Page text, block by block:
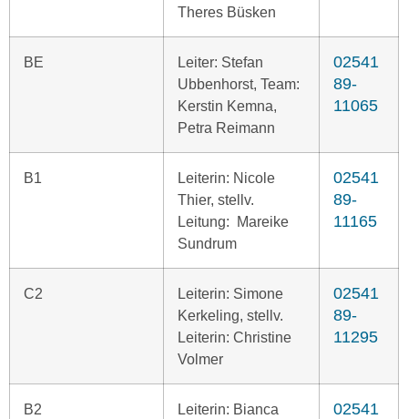
Theres Büsken
BE
Leiter: Stefan
Ubbenhorst, Team:
Kerstin Kemna,
Petra Reimann
02541
89-
11065
B1
Leiterin: Nicole
Thier, stellv.
Leitung: Mareike
Sundrum
02541
89-
11165
C2
Leiterin: Simone
Kerkeling, stellv.
Leiterin: Christine
Volmer
02541
89-
11295
B2
Leiterin: Bianca
02541